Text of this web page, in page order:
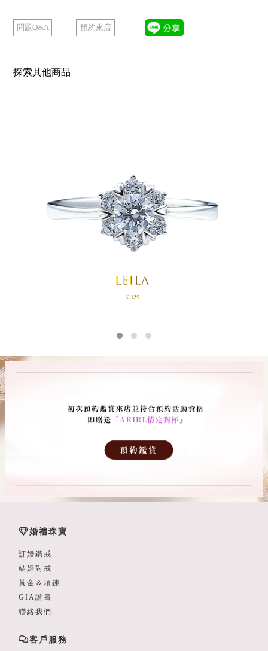
問題Q&A 預約來店
探索其他商品
婚禮珠寶
訂婚鑽戒
結婚對戒
黃金＆項鍊
GIA證書
聯絡我們
客戶服務